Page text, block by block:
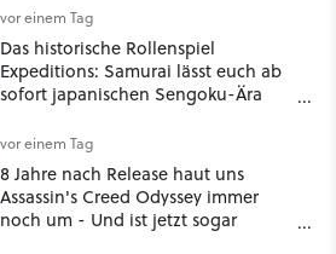
vor einem Tag
Das historische Rollenspiel
Expeditions: Samurai lässt euch ab
sofort japanischen Sengoku-Ära
oder Diplomatie
vor einem Tag
8 Jahre nach Release haut uns
Assassin's Creed Odyssey immer
noch um - Und ist jetzt sogar